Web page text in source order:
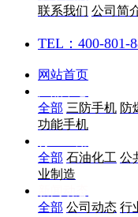
联系我们 公司简
TEL：400-801-
网站首页
全部 三防手机 防
功能手机
全部 石油化工 公
业制造
全部 公司动态 行